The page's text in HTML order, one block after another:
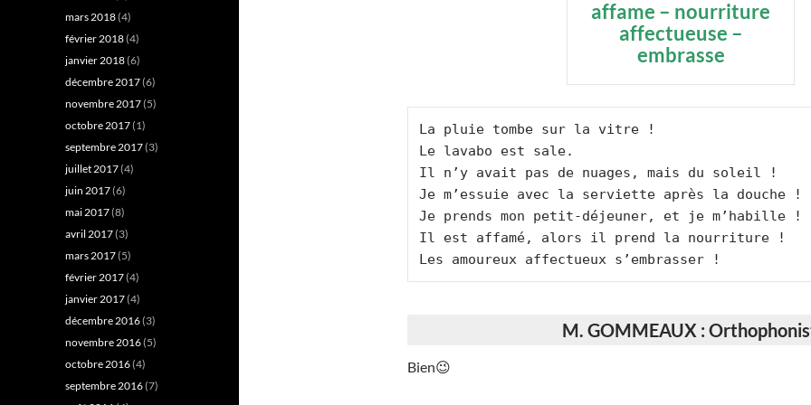
affame – nourriture
affectueuse –
embrasse
La pluie tombe sur la vitre !
Le lavabo est sale.
Il n’y avait pas de nuages, mais du soleil !
Je m’essuie avec la serviette après la douche !
Je prends mon petit-déjeuner, et je m’habille !
Il est affamé, alors il prend la nourriture !
Les amoureux affectueux s’embrasser !
M. GOMMEAUX :
Bien😉
mars 2018(4)
février 2018(4)
janvier 2018(6)
décembre 2017(6)
novembre 2017(5)
octobre 2017(1)
septembre 2017(3)
juillet 2017(4)
juin 2017(6)
mai 2017(8)
avril 2017(3)
mars 2017(5)
février 2017(4)
janvier 2017(4)
décembre 2016(3)
novembre 2016(5)
octobre 2016(4)
septembre 2016(7)